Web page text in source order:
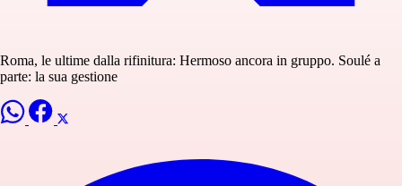
Roma, le ultime dalla rifinitura: Hermoso ancora in gruppo. Soulé a
parte: la sua gestione